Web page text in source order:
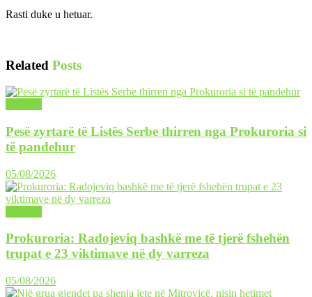
Rasti duke u hetuar.
Related Posts
Pesë zyrtarë të Listës Serbe thirren nga Prokuroria si
të pandehur
05/08/2026
Prokuroria: Radojeviq bashkë me të tjerë fshehën
trupat e 23 viktimave në dy varreza
05/08/2026